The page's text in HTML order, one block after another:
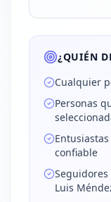
¿QUIÉN
Cualquier
Personas
confiable
Luis